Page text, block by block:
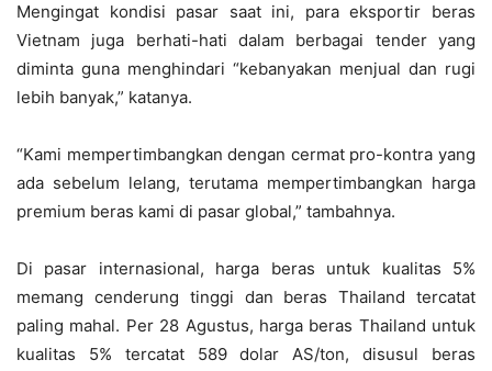
Mengingat kondisi pasar saat ini, para eksportir beras
Vietnam juga berhati-hati dalam berbagai tender yang
diminta guna menghindari “kebanyakan menjual dan rugi
lebih banyak,” katanya.
“Kami mempertimbangkan dengan cermat pro-kontra yang
ada sebelum lelang, terutama mempertimbangkan harga
premium beras kami di pasar global,” tambahnya.
Di pasar internasional, harga beras untuk kualitas 5%
memang cenderung tinggi dan beras Thailand tercatat
paling mahal. Per 28 Agustus, harga beras Thailand untuk
kualitas 5% tercatat 589 dolar AS/ton, disusul beras